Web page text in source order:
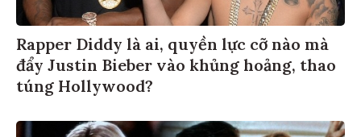
Rapper Diddy là ai, quyền lực cỡ nào mà
đẩy Justin Bieber vào khủng hoảng, thao
túng Hollywood?